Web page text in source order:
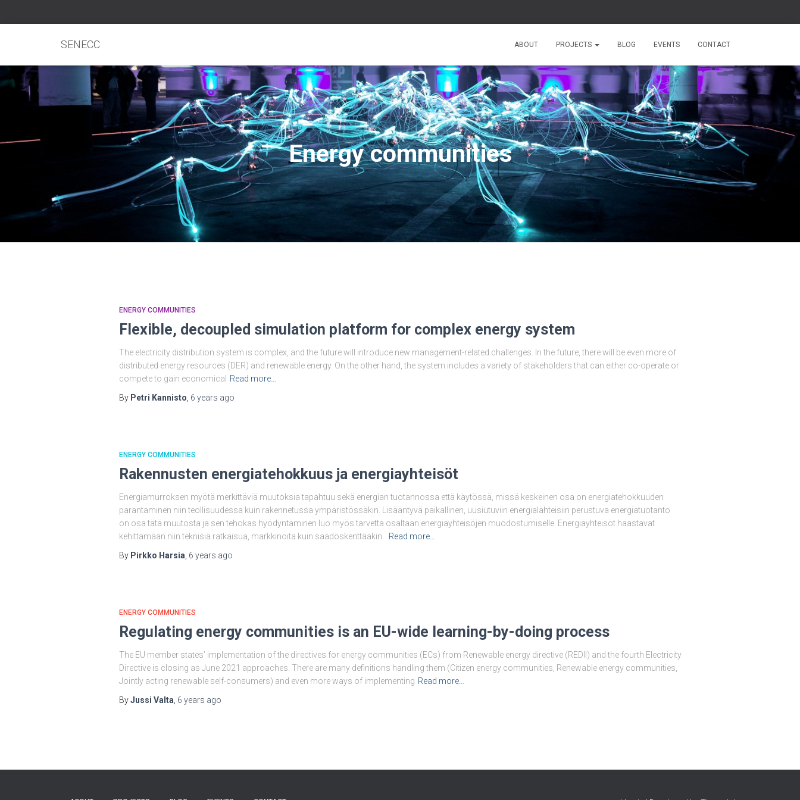
SENECC ABOUT PROJECTS BLOG EVENTS CONTACT
Energy communities
ENERGY COMMUNITIES
Flexible, decoupled simulation platform for complex energy system
The electricity distribution system is complex, and the future will introduce new management-related challenges. In the future, there will be even more of
distributed energy resources (DER) and renewable energy. On the other hand, the system includes a variety of stakeholders that can either co-operate or
compete to gain economical
Read more…
By Petri Kannisto 6 years ago
ENERGY COMMUNITIES
Rakennusten energiatehokkuus ja energiayhteisöt
Energiamurroksen myötä merkittäviä muutoksia tapahtuu sekä energian tuotannossa että käytössä, missä keskeinen osa on energiatehokkuuden
parantaminen niin teollisuudessa kuin rakennetussa ympäristössäkin. Lisääntyvä paikallinen, uusiutuviin energialähteisiin perustuva energiatuotanto
on osa tätä muutosta ja sen tehokas hyödyntäminen luo myös tarvetta osaltaan energiayhteisöjen muodostumiselle. Energiayhteisöt haastavat
kehittämään niin teknisiä ratkaisua, markkinoita kuin säädöskenttääkin.
Read more…
By Pirkko Harsia 6 years ago
ENERGY COMMUNITIES
Regulating energy communities is an EU-wide learning-by-doing process
The EU member states’ implementation of the directives for energy communities (ECs) from Renewable energy directive (REDII) and the fourth Electricity
Directive is closing as June 2021 approaches. There are many definitions handling them (Citizen energy communities, Renewable energy communities,
Jointly acting renewable self-consumers) and even more ways of implementing Read more…
ByJussi Valta 6 years ago